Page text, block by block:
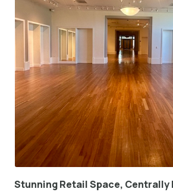
Stunning Retail Space, Centrally